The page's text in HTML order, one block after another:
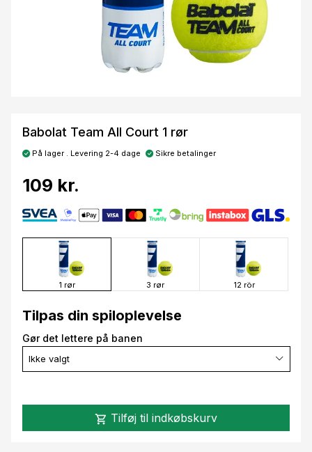
Babolat Team All Court 1 rør
På lager . Levering 2-4 dage Sikre betalinger
109 kr.
1 rør 3 rør 12 rör
Tilpas din spiloplevelse
Gør det lettere på banen
Ikke valgt
shopping_cart Tilføj til indkøbskurv